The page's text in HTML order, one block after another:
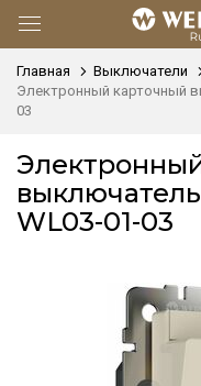
Главная Выключатели
Электронный карточный
03
WL03-01-03